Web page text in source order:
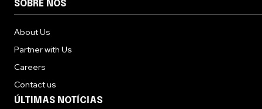
SOBRE NÓS
About Us
Partner with Us
Careers
Contact us
ÚLTIMAS NOTÍCIAS